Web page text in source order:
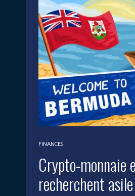
FINANCES
Crypto-monnaie
recherchent